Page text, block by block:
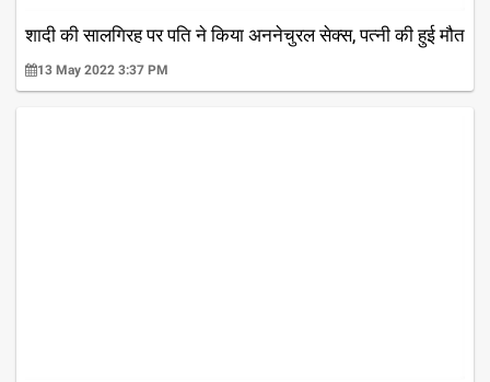
शादी की सालगिरह पर पति ने किया अननेचुरल सेक्स, पत्नी की हुई मौत
13 May 2022 3:37 PM